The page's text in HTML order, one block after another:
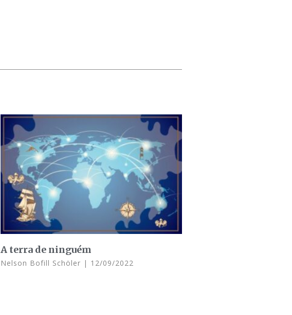
A terra de ninguém
Nelson Bofill Schöler 12/09/2022